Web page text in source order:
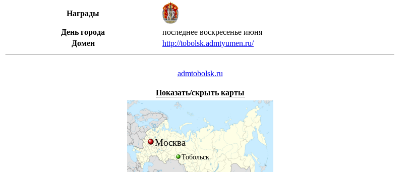
Награды
День города
последнее воскресенье июня
Домен
http://tobolsk.admtyumen.ru/
admtobolsk.ru
Показать/скрыть карты
Тобольск
Москва